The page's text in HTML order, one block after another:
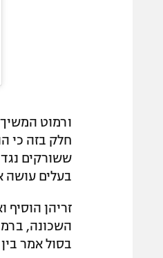
ורמוט
חלק בזה כי
ששורקים
בעלים עושה
זריהן
השכונה,
בסול אמר